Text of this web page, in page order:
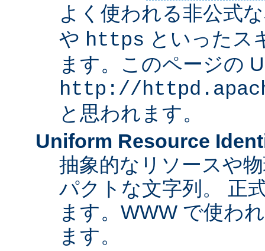
よく使われる非公式
や https といったス
ます。このページの
http://
と思われます。
Uniform Resource
抽象的なリソースや
パクトな文字列。 正
ます。WWW で使わ
ます。